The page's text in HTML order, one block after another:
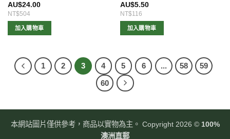
AU$24.00
NT$504
加入購物車
AU$5.50
NT$116
加入購物車
1 2 3 4 5 6 ... 58
59
60
本網站圖片僅供參考，商品以實物為主。 Copyright 2026 © 100%
澳洲直郵